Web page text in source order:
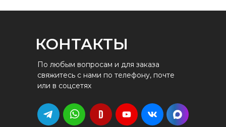
КОНТАКТЫ
По любым вопросам и для заказа
свяжитесь с нами по телефону, почте
или в соцсетях